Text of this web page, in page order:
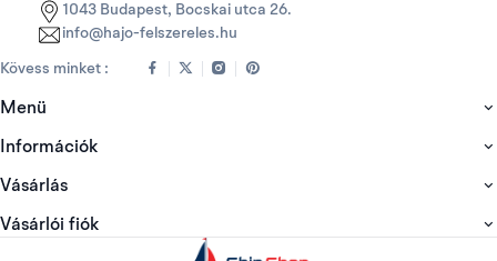
1043 Budapest, Bocskai utca 26.
info@hajo-felszereles.hu
Kövess minket :
Menü
Információk
Vásárlás
Vásárlói fiók